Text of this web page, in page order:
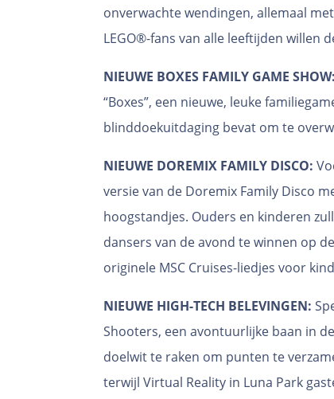
onverwachte wendingen, allemaal
LEGO®-fans van alle leeftijden willen
NIEUWE BOXES FAMILY GAME SHOW:
“Boxes”, een nieuwe, leuke
blinddoekuitdaging bevat om te
NIEUWE DOREMIX FAMILY DISCO:
versie van de Doremix Family Disco
hoogstandjes. Ouders en kinderen
dansers van de avond te winnen op
originele MSC Cruises-liedjes voor
NIEUWE HIGH-TECH BELEVINGEN:
Shooters, een avontuurlijke baan in
doelwit te raken om punten te
terwijl Virtual Reality in Luna Park